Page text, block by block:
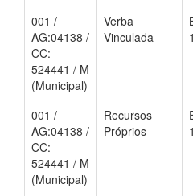
001 /
AG:04138 /
CC:
524441 / M
(Municipal)
Verba
Vinculada
001 /
AG:04138 /
CC:
524441 / M
(Municipal)
Recursos
Próprios